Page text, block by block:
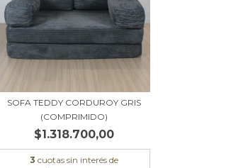
SOFA TEDDY CORDUROY GRIS
(COMPRIMIDO)
$1.318.700,00
3 cuotas sin interés de